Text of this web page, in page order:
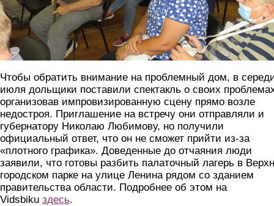
Чтобы обратить внимание на проблемный дом, в
июля дольщики поставили спектакль о своих
организовав импровизированную сцену прямо возле
недостроя. Приглашение на встречу они отправляли и
губернатору Николаю Любимову, но получили
официальный ответ, что он не сможет прийти из-за
«плотного графика». Доведенные до отчаяния люди
заявили, что готовы разбить палаточный лагерь в
городском парке на улице Ленина рядом со зданием
правительства области. Подробнее об этом на
Vidsbiku здесь.